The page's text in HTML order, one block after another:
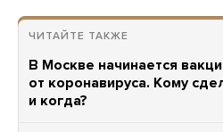
ЧИТАЙТЕ ТАКЖЕ
В Москве начинается
от коронавируса. Кому
и когда?